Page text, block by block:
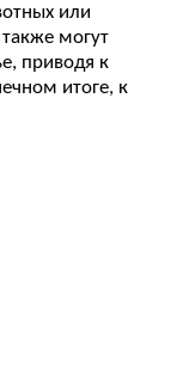
или
могут
приводя к
итоге, к